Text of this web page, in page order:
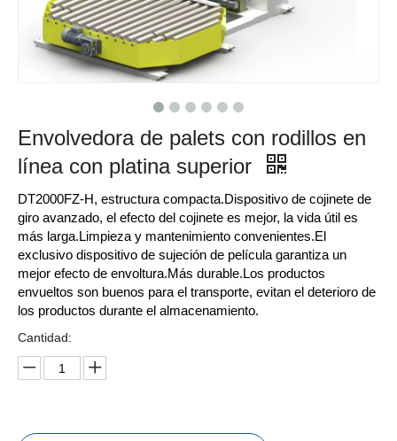
Envolvedora de palets con rodillos en
línea con platina superior
DT2000FZ-H, estructura compacta.Dispositivo de cojinete de
giro avanzado, el efecto del cojinete es mejor, la vida útil es
más larga.Limpieza y mantenimiento convenientes.El
exclusivo dispositivo de sujeción de película garantiza un
mejor efecto de envoltura.Más durable.Los productos
envueltos son buenos para el transporte, evitan el deterioro de
los productos durante el almacenamiento.
Cantidad: